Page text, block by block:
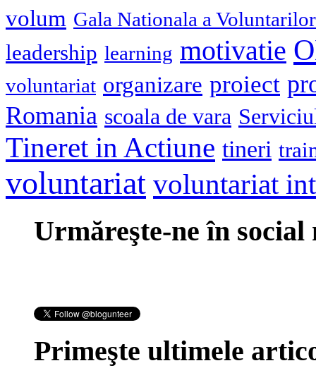
volum Gala Nationala a Voluntarilor
leadership learning motivatie
voluntariat organizare proiect
Romania scoala de vara
Tineret in Actiune tineri
voluntariat voluntariat
Urmăreşte-ne în social
Primeşte ultimele